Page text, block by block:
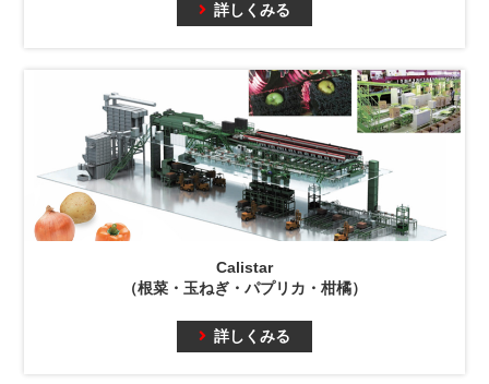
詳しくみる
Calistar
（根菜・玉ねぎ・パプリカ・柑橘）
詳しくみる